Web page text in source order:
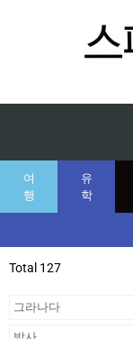
여
행
유
학
Total 127